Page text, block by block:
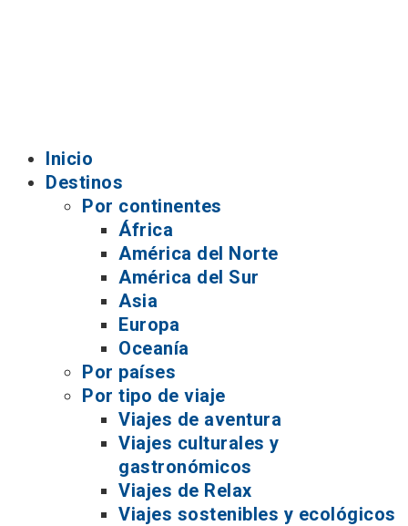
Inicio
Destinos
Por continentes
África
América del Norte
América del Sur
Asia
Europa
Oceanía
Por países
Por tipo de viaje
Viajes de aventura
Viajes culturales y
gastronómicos
Viajes de Relax
Viajes sostenibles y ecológicos